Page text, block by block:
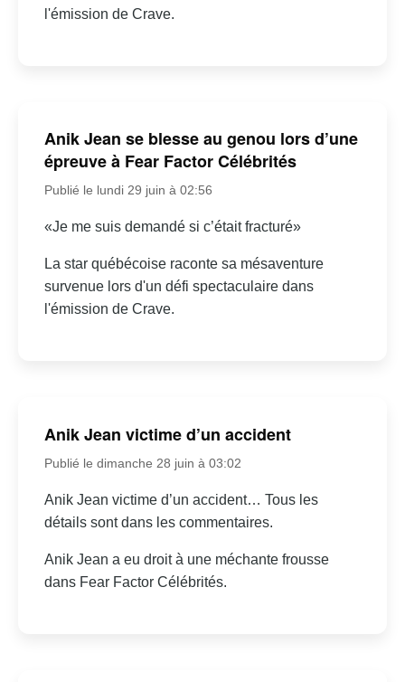
l'émission de Crave.
Anik Jean se blesse au genou lors d’une
épreuve à Fear Factor Célébrités
Publié le lundi 29 juin à 02:56
«Je me suis demandé si c’était fracturé»
La star québécoise raconte sa mésaventure
survenue lors d'un défi spectaculaire dans
l'émission de Crave.
Anik Jean victime d’un accident
Publié le dimanche 28 juin à 03:02
Anik Jean victime d’un accident… Tous les
détails sont dans les commentaires.
Anik Jean a eu droit à une méchante frousse
dans Fear Factor Célébrités.